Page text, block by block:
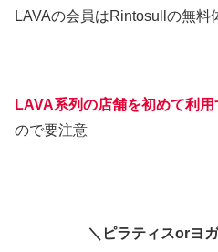
LAVAの会員はRintosullの無料
LAVA系列の店舗を初めて利
ので要注意
＼ピラティスorヨ